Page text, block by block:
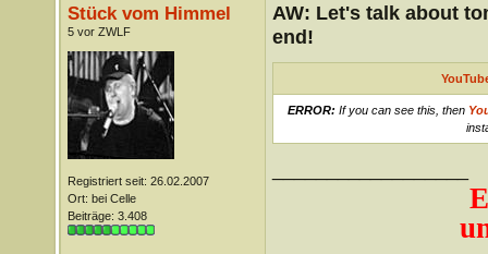
Stück vom Himmel
5 vor ZWLF
Registriert seit: 26.02.2007
Ort: bei Celle
Beiträge: 3.408
AW: Let's talk about
end!
ERROR: If you can see this, then